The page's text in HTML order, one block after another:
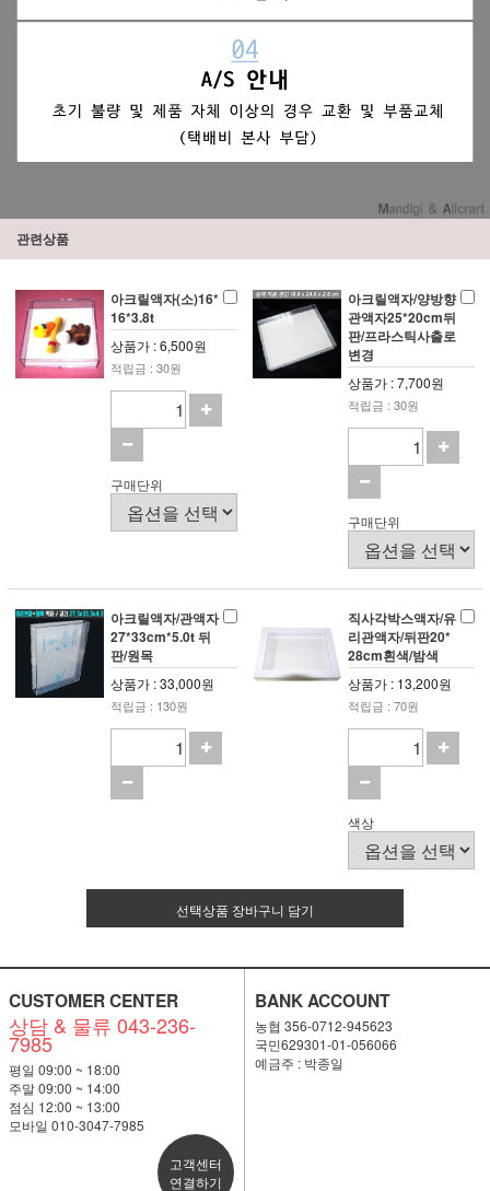
관련상품
아크릴액자(소)16*
16*3.8t
상품가 : 6,500원
적립금 : 30원
구매단위
아크릴액자/양방향
관액자25*20cm뒤
판/프라스틱사출로
변경
상품가 : 7,700원
적립금 : 30원
구매단위
아크릴액자/관액자
27*33cm*5.0t 뒤
판/원목
상품가 : 33,000원
적립금 : 130원
직사각박스액자/유
리관액자/뒤판20*
28cm흰색/밤색
상품가 : 13,200원
적립금 : 70원
색상
선택상품 장바구니 담기
CUSTOMER CENTER
상담 & 물류 043-236-
7985
평일 09:00 ~ 18:00
주말 09:00 ~ 14:00
점심 12:00 ~ 13:00
모바일 010-3047-7985
고객센터
연결하기
BANK ACCOUNT
농협 356-0712-945623
국민629301-01-056066
예금주 : 박종일